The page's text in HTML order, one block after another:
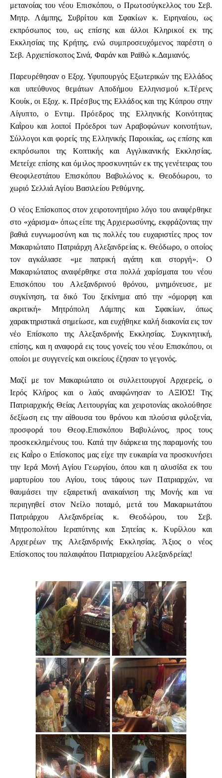
μετανοίας του νέου Επισκόπου, ο Πρωτοσύγκελλος του Σεβ.
Μητρ. Λάμπης, Συβρίτου και Σφακίων κ. Ειρηναίου, ως
εκπρόσωπος του, ως επίσης και άλλοι Κληρικοί εκ της
Εκκλησίας της Κρήτης, ενώ συμπροσευχόμενος παρέστη ο
Σεβ. Αρχιεπίσκοπος Σινά, Φαράν και Ραϊθώ κ.Δαμιανός.
Παρευρέθησαν ο Εξοχ. Υφυπουργός Εξωτερικών της Ελλάδος
και υπεύθυνος θεμάτων Αποδήμου Ελληνισμού κ.Τέρενς
Κουίκ, οι Εξοχ. κ. Πρέσβυς της Ελλάδος και της Κύπρου στην
Αίγυπτο, ο Εντιμ. Πρόεδρος της Ελληνικής Κοινότητας
Καῒρου και λοιποί Πρόεδροι των Αραβοφώνων κοινοτήτων,
Σύλλογοι και φορείς της Ελληνικής Παροικίας, ως επίσης και
εκπρόσωποι της Κοπτικής και Αγγλικανικής Εκκλησίας.
Μετείχε επίσης και όμιλος προσκυνητών εκ της γενέτειρας του
Θεοφιλεστάτου Επισκόπου Βαβυλώνος κ. Θεοδόωρου, το
χωριό Σελλιά Αγίου Βασιλείου Ρεθύμνης.
Ο νέος Επίσκοπος στον χειροτονητήριο λόγο του αναφέρθηκε
στο «χάρισμα» όπως είπε της Αρχιερωσύνης, εκφράζοντας την
βαθιά ευγνωμοσύνη και τις πολλές του ευχαριστίες προς τον
Μακαριώτατο Πατριάρχη Αλεξανδρείας κ. Θεόδωρο, ο οποίος
τον αγκάλιασε «με πατρική αγάπη και στοργή». Ο
Μακαριώτατος αναφέρθηκε στα πολλά χαρίσματα του νέου
Επισκόπου του Αλεξανδρινού θρόνου, μνημόνευσε, με
συγκίνηση, τα δικό Του ξεκίνημα από την «όμορφη και
ακριτική» Μητρόπολη Λάμπης και Σφακίων, όπως
χαρακτηριστικά σημείωσε, και ευχήθηκε καλή διακονία εις τον
νέο Επίσκοπο της Αλεξανδρινής Εκκλησίας. Συγκινητική,
επίσης, και η αναφορά εις τους γονείς του νέου Επισκόπου, οι
οποίοι με συγγενείς και οικείους έζησαν το γεγονός.
Μαζί με τον Μακαριώτατο οι συλλειτουργοί Αρχιερείς, ο
Ιερός Κλήρος και ο λαός αναφώνησαν το ΑΞΙΟΣ! Της
Πατριαρχικής Θείας Λειτουργίας και χειροτονίας ακολούθησε
δεξίωση εις την αίθουσα του θρόνου και πλούσια φιλοξενία,
προσφορά του Θεοφ.Επισκόπου Βαβυλώνος, προς τους
προσκεκλημένους του. Κατά την διάρκεια της παραμονής του
εις Καῒρο ο Επίσκοπος μας είχε την ευκαιρία να προσκυνήσει
την Ιερά Μονή Αγίου Γεωργίου, όπου και η αλυσίδα εκ του
μαρτυρίου του Αγίου, τους τάφους των Πατριαρχών, να
θαυμάσει την εξαιρετική ανακαίνιση της Μονής και να
περιηγηθεί στον Νείλο ποταμό, μετά του Μακαριωτάτου
Πατριάρχου Αλεξανδρείας κ. Θεοδώρου, του Σεβ.
Μητροπολίτου Ιεραπύτνης και Σητείας κ. Κυρίλλου και
Αρχιερέων της Αλεξανδρινής Εκκλησίας. Άξιος ο νέος
Επίσκοπος του παλαιφάτου Πατριαρχείου Αλεξανδρείας!